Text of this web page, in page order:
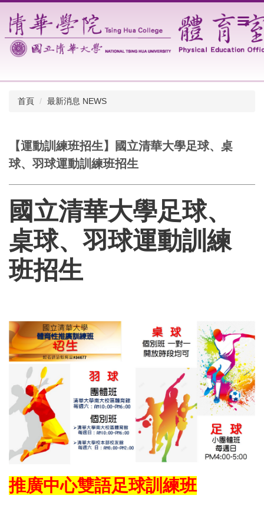
到
主
要
內
區
首頁
最新消息 NEWS
【運動訓練班招生】國立清華大學足球、桌
球、羽球運動訓練班招生
國立清華大學足球、
桌球、羽球運動訓練
班招生
推廣中心雙語足球訓練班